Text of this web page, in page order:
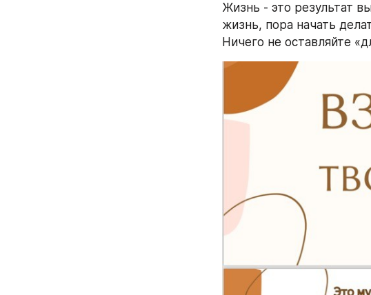
Жизнь - это результат
жизнь, пора начать
Ничего не оставляйте